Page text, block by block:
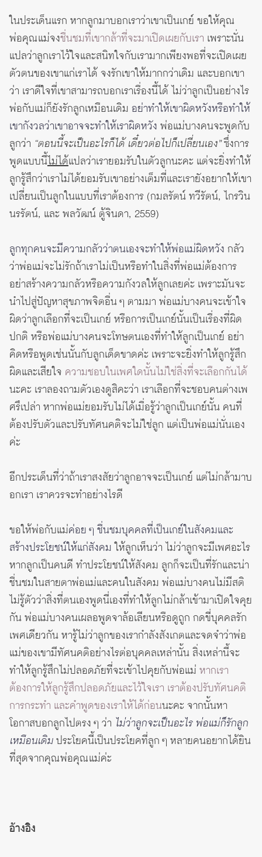
ในประเด็นแรก หากลูกมาบอกเราว่าเขาเป็นเกย์ ขอให้คุณ
พ่อคุณแม่จงชื่นชมที่เขากล้าที่จะมาเปิดเผยกับเรา เพราะนั่น
แปลว่าลูกเราไว้ใจและสนิทใจกับเรามากเพียงพอที่จะเปิดเผย
ตัวตนของเขาแก่เราได้ จงรักเขาให้มากกว่าเดิม และบอกเขา
ว่า เราดีใจที่เขาสามารถบอกเราเรื่องนี้ได้ ไม่ว่าลูกเป็นอย่างไร
พ่อกับแม่ก็ยังรักลูกเหมือนเดิม อย่าทำให้เขาผิดหวังหรือทำให้
เขากังวลว่าเขาอาจจะทำให้เราผิดหวัง พ่อแม่บางคนจะพูดกับ
ลูกว่า “ตอนนี้จะเป็นอะไรก็ได้ เดี๋ยวต่อไปก็เปลี่ยนเอง”ซึ่งการ
พูดแบบนี้ไม่ได้แปลว่าเรายอมรับในตัวลูกนะคะ แต่จะยิ่งทำให้
ลูกรู้สึกว่าเราไม่ได้ยอมรับเขาอย่างเต็มที่และเรายังอยากให้เขา
เปลี่ยนเป็นลูกในแบบที่เราต้องการ (กมลรัตน์ ทวีรัตน์, ไกรวิน
นรรัตน์, และ พลวัฒน์ ตู้จินดา, 2559)
ลูกทุกคนจะมีความกลัวว่าตนเองจะทำให้พ่อแม่ผิดหวัง กลัว
ว่าพ่อแม่จะไม่รักถ้าเราไม่เป็นหรือทำในสิ่งที่พ่อแม่ต้องการ
อย่าสร้างความกลัวหรือความกังวลให้ลูกเลยค่ะ เพราะมันจะ
นำไปสู่ปัญหาสุขภาพจิตอื่น ๆ ตามมา พ่อแม่บางคนจะเข้าใจ
ผิดว่าลูกเลือกที่จะเป็นเกย์ หรือการเป็นเกย์นั้นเป็นเรื่องที่ผิด
ปกติ หรือพ่อแม่บางคนจะโทษตนเองที่ทำให้ลูกเป็นเกย์ อย่า
คิดหรือพูดเช่นนั้นกับลูกเด็ดขาดค่ะ เพราะจะยิ่งทำให้ลูกรู้สึก
ผิดและเสียใจ ความชอบในเพศใดนั้นไม่ใช่สิ่งที่จะเลือกกันได้
นะคะ เราลองถามตัวเองดูสิคะว่า เราเลือกที่จะชอบคนต่างเพ
ศรึเปล่า หากพ่อแม่ยอมรับไม่ได้เมื่อรู้ว่าลูกเป็นเกย์นั้น คนที่
ต้องปรับตัวและปรับทัศนคติจะไม่ใช่ลูก แต่เป็นพ่อแม่นั่นเอง
ค่ะ
อีกประเด็นที่ว่าถ้าเราสงสัยว่าลูกอาจจะเป็นเกย์ แต่ไม่กล้ามาบ
อกเรา เราควรจะทำอย่างไรดี
ขอให้พ่อกับแม่ค่อย ๆ ชื่นชมบุคคลที่เป็นเกย์ในสังคมและ
สร้างประโยชน์ให้แก่สังคมให้ลูกเห็นว่า ไม่ว่าลูกจะมีเพศอะไร
หากลูกเป็นคนดี ทำประโยชน์ให้สังคม ลูกก็จะเป็นที่รักและน่า
ชื่นชมในสายตาพ่อแม่และคนในสังคม พ่อแม่บางคนไม่มีสติ
ไม่รู้ตัวว่าสิ่งที่ตนเองพูดนี่เองที่ทำให้ลูกไม่กล้าเข้ามาเปิดใจคุย
กัน พ่อแม่บางคนเผลอพูดจาล้อเลียนหรือดูถูก กดขี่บุคคลรัก
เพศเดียวกัน หารู้ไม่ว่าลูกของเรากำลังสังเกตและจดจำว่าพ่อ
แม่ของเขามีทัศนคติอย่างไรต่อบุคคลเหล่านั้น สิ่งเหล่านี้จะ
ทำให้ลูกรู้สึกไม่ปลอดภัยที่จะเข้าไปคุยกับพ่อแม่ หากเรา
ต้องการให้ลูกรู้สึกปลอดภัยและไว้ใจเรา เราต้องปรับทัศนคติ
การกระทำ และคำพูดของเราให้ได้ก่อนนะคะ จากนั้นหา
โอกาสบอกลูกไปตรง ๆ ว่า ไม่ว่าลูกจะเป็นอะไร พ่อแม่ก็รักลูก
เหมือนเดิมประโยคนี้เป็นประโยคที่ลูก ๆ หลายคนอยากได้ยิน
ที่สุดจากคุณพ่อคุณแม่ค่ะ
อ้างอิง